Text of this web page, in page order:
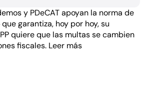
y PDeCAT apoyan la norma de
garantiza, hoy por hoy, su
quiere que las multas se cambien
fiscales. Leer más